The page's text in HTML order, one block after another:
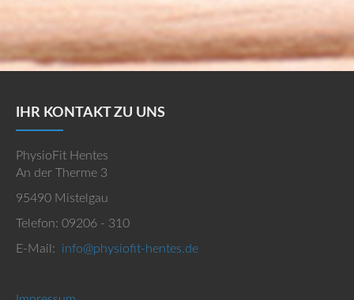
IHR KONTAKT ZU UNS
PhysioFit Hentes
An der Therme 3
95490 Mistelgau
Telefon: 09206 - 310
E-Mail: info@physiofit-hentes.de